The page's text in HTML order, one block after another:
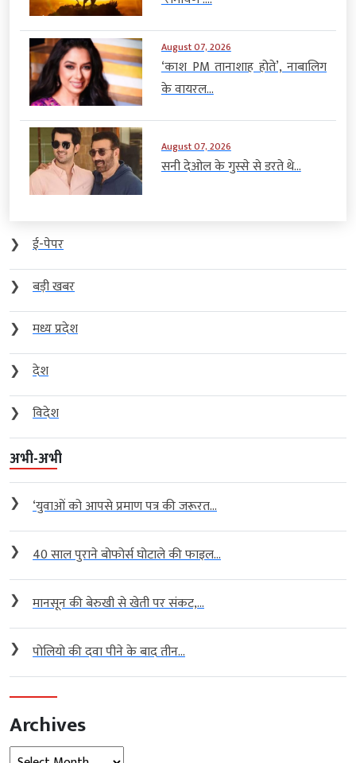
August 07, 2026
‘काश PM तानाशाह होते’, नाबालिग
के वायरल...
August 07, 2026
सनी देओल के गुस्से से डरते थे...
❯
ई-पेपर
❯
बड़ी खबर
❯
मध्य प्रदेश
❯
देश
❯
विदेश
अभी-अभी
❯ ‘युवाओं को आपसे प्रमाण पत्र की जरूरत...
❯ 40 साल पुराने बोफोर्स घोटाले की फाइल...
❯ मानसून की बेरुखी से खेती पर संकट,...
❯ पोलियो की दवा पीने के बाद तीन...
Archives
Archives